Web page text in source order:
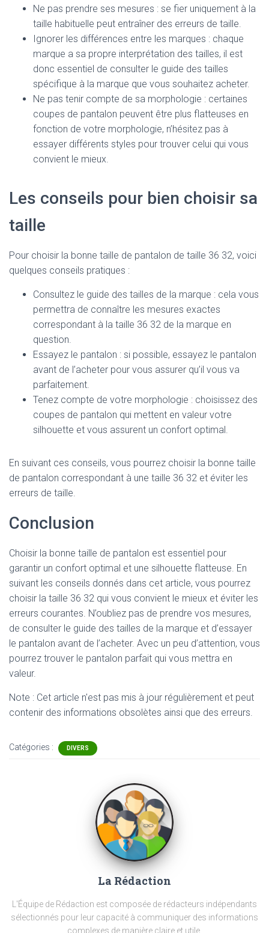
Ne pas prendre ses mesures : se fier uniquement à la
taille habituelle peut entraîner des erreurs de taille.
Ignorer les différences entre les marques : chaque
marque a sa propre interprétation des tailles, il est
donc essentiel de consulter le guide des tailles
spécifique à la marque que vous souhaitez acheter.
Ne pas tenir compte de sa morphologie : certaines
coupes de pantalon peuvent être plus flatteuses en
fonction de votre morphologie, n’hésitez pas à
essayer différents styles pour trouver celui qui vous
convient le mieux.
Les conseils pour bien choisir sa
taille
Pour choisir la bonne taille de pantalon de taille 36 32, voici
quelques conseils pratiques :
Consultez le guide des tailles de la marque : cela vous
permettra de connaître les mesures exactes
correspondant à la taille 36 32 de la marque en
question.
Essayez le pantalon : si possible, essayez le pantalon
avant de l’acheter pour vous assurer qu’il vous va
parfaitement.
Tenez compte de votre morphologie : choisissez des
coupes de pantalon qui mettent en valeur votre
silhouette et vous assurent un confort optimal.
En suivant ces conseils, vous pourrez choisir la bonne taille
de pantalon correspondant à une taille 36 32 et éviter les
erreurs de taille.
Conclusion
Choisir la bonne taille de pantalon est essentiel pour
garantir un confort optimal et une silhouette flatteuse. En
suivant les conseils donnés dans cet article, vous pourrez
choisir la taille 36 32 qui vous convient le mieux et éviter les
erreurs courantes. N’oubliez pas de prendre vos mesures,
de consulter le guide des tailles de la marque et d’essayer
le pantalon avant de l’acheter. Avec un peu d’attention, vous
pourrez trouver le pantalon parfait qui vous mettra en
valeur.
Note : Cet article n'est pas mis à jour régulièrement et peut
contenir des informations obsolètes ainsi que des erreurs.
Catégories : DIVERS
La Rédaction
L'Équipe de Rédaction est composée de rédacteurs indépendants
sélectionnés pour leur capacité à communiquer des informations
complexes de manière claire et utile.